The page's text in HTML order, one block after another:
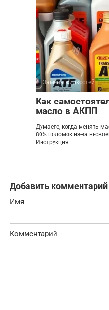
Замена жидкостей
Как
масло в АКПП
Думаете, когда менять
80% поломок из-за
Инструкция
Добавить комментарий
Имя
Комментарий